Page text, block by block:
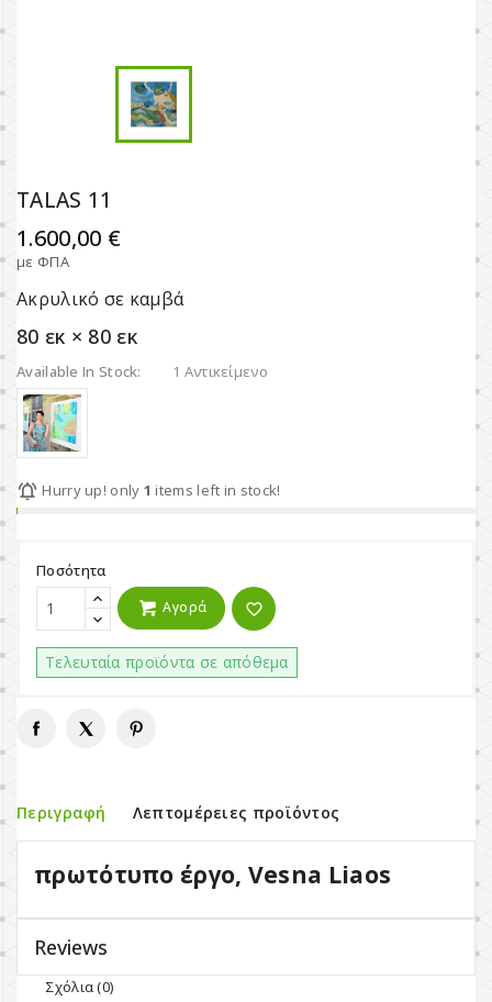
TALAS 11
1.600,00 €
με ΦΠΑ
Ακρυλικό σε καμβά
80 εκ × 80 εκ
Available In Stock: 1 Αντικείμενο
 Hurry up! only 1 items left in stock!
Ποσότητα
Αγορά favorite_border
Τελευταία προϊόντα σε απόθεμα
Περιγραφή Λεπτομέρειες προϊόντος
πρωτότυπο έργο, Vesna Liaos
Reviews
Σχόλια (0)